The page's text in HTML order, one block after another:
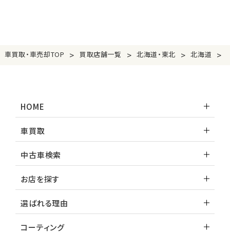
車買取・車売却TOP > 買取店舗一覧 > 北海道・東北 > 北海道 >
HOME
車買取
中古車検索
お店を探す
選ばれる理由
コーティング